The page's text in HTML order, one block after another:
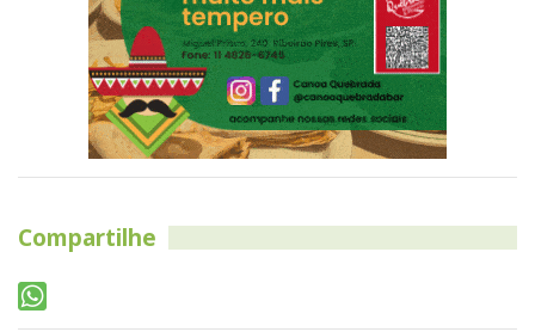
Compartilhe